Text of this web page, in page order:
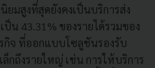
ยมสูงที่สุดยังคงเป็นบริการส่ง
ป็น 43.31% ของรายได้รวมของ
กิจ ที่ออกแบบโซลูชันรองรับ
กถึงรายใหญ่ เช่น การให้บริการ